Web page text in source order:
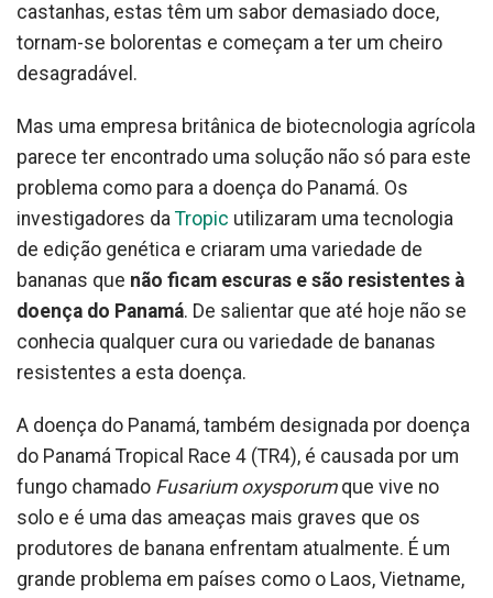
castanhas, estas têm um sabor demasiado doce,
tornam-se bolorentas e começam a ter um cheiro
desagradável.
Mas uma empresa britânica de biotecnologia agrícola
parece ter encontrado uma solução não só para este
problema como para a doença do Panamá. Os
investigadores da Tropic utilizaram uma tecnologia
de edição genética e criaram uma variedade de
bananas que não ficam escuras e são resistentes à
doença do Panamá. De salientar que até hoje não se
conhecia qualquer cura ou variedade de bananas
resistentes a esta doença.
A doença do Panamá, também designada por doença
do Panamá Tropical Race 4 (TR4), é causada por um
fungo chamado Fusarium oxysporum que vive no
solo e é uma das ameaças mais graves que os
produtores de banana enfrentam atualmente. É um
grande problema em países como o Laos, Vietname,